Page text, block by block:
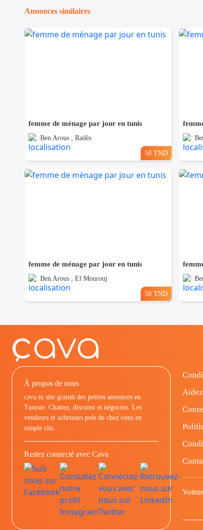
Annonces similaires
femme de ménage par jour en tunis
Ben Arous , Radès
50 TND
femme de ménage par jour en tunis
Ben Arous , El Mourouj
50 TND
À propos de nous
cava.tn site gratuit des petites annonces en
Tunisie: Chattez, discutez et négociez. Les
vendeurs et acheteurs prés de chez vous en
simple clic.
Restez connecté avec Cava